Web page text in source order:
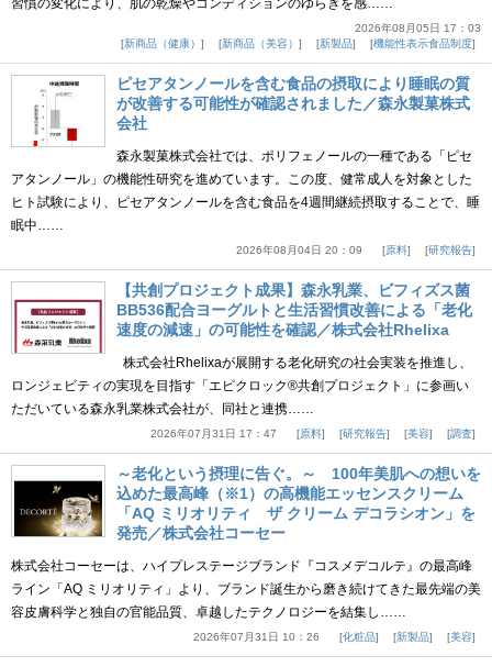
習慣の変化により、肌の乾燥やコンディションのゆらぎを感……
2026年08月05日 17：03
新商品（健康）
新商品（美容） 新製品 機能性表示食品制度
ピセアタンノールを含む食品の摂取により睡眠の質
が改善する可能性が確認されました／森永製菓株式
会社
森永製菓株式会社では、ポリフェノールの一種である「ピセ
アタンノール」の機能性研究を進めています。この度、健常成人を対象とした
ヒト試験により、ピセアタンノールを含む食品を4週間継続摂取することで、睡
眠中……
2026年08月04日 20：09 原料 研究報告
【共創プロジェクト成果】森永乳業、ビフィズス菌
BB536配合ヨーグルトと生活習慣改善による「老化
速度の減速」の可能性を確認／株式会社Rhelixa
株式会社Rhelixaが展開する老化研究の社会実装を推進し、
ロンジェビティの実現を目指す「エピクロック®共創プロジェクト」に参画い
ただいている森永乳業株式会社が、同社と連携……
2026年07月31日 17：47 原料 研究報告 美容 調査
～老化という摂理に告ぐ。～ 100年美肌への想いを
込めた最高峰（※1）の高機能エッセンスクリーム
「AQ ミリオリティ ザ クリーム デコラシオン」を
発売／株式会社コーセー
株式会社コーセーは、ハイプレステージブランド『コスメデコルテ』の最高峰
ライン「AQ ミリオリティ」より、ブランド誕生から磨き続けてきた最先端の美
容皮膚科学と独自の官能品質、卓越したテクノロジーを結集し……
2026年07月31日 10：26 化粧品 新製品 美容